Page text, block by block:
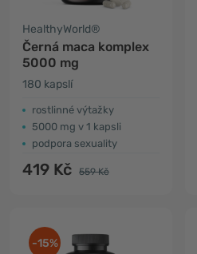
HealthyWorld®
Černá maca komplex
5000 mg
180 kapslí
rostlinné výtažky
5000 mg v 1 kapsli
podpora sexuality
419 Kč 559 Kč
-15%